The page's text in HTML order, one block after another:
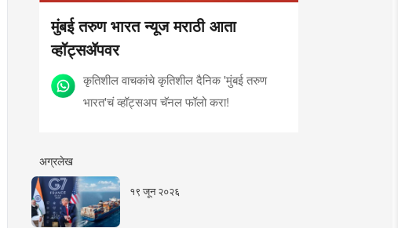
मुंबई तरुण भारत न्यूज मराठी आता
व्हॉट्सॲपवर
कृतिशील वाचकांचे कृतिशील दैनिक 'मुंबई तरुण
भारत'चं व्हॉट्सअप चॅनल फॉलो करा!
अग्रलेख
१९ जून २०२६